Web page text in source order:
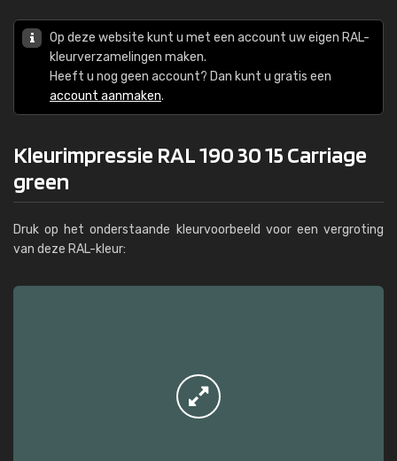
Op deze website kunt u met een account uw eigen RAL-
kleurverzamelingen maken.
Heeft u nog geen account? Dan kunt u gratis een
account aanmaken.
Kleurimpressie RAL 190 30 15 Carriage
green
Druk op het onderstaande kleurvoorbeeld voor een vergroting
van deze RAL-kleur: